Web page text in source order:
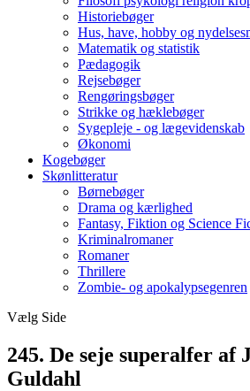
Historiebøger
Hus, have, hobby og
Matematik og statistik
Pædagogik
Rejsebøger
Rengøringsbøger
Strikke og hæklebøger
Sygepleje - og lægevidenskab
Økonomi
Kogebøger
Skønlitteratur
Børnebøger
Drama og kærlighed
Fantasy, Fiktion og Science
Kriminalromaner
Romaner
Thrillere
Zombie- og apokalypsegenren
Vælg Side
245. De seje superalfer af
Guldahl